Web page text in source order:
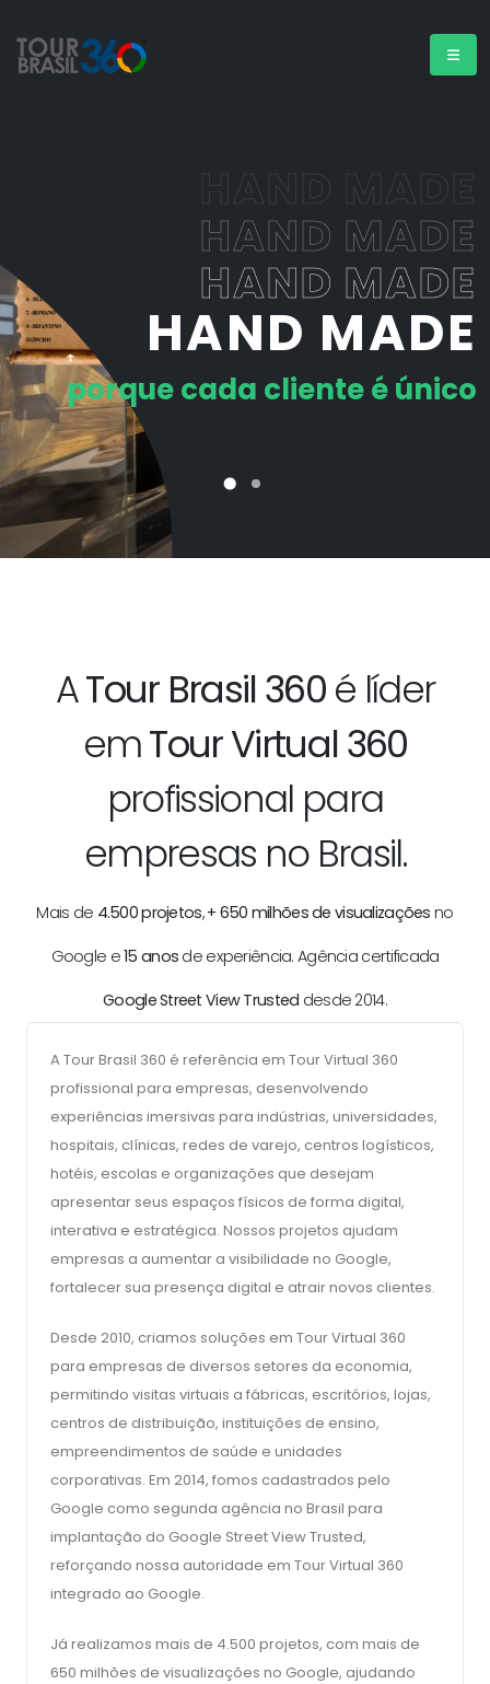
HAND MADE
HAND MADE
HAND MADE
HAND MADE
porque cada cliente é único
ATour Brasil 360é líder
emTour Virtual 360
profissional para
empresas no Brasil.
Mais de 4.500 projetos,+ 650 milhões de visualizações no
Google e15 anos de experiência. Agência certificada
Google Street View Trusted desde 2014.
A Tour Brasil 360 é referência em Tour Virtual 360
profissional para empresas, desenvolvendo
experiências imersivas para indústrias, universidades,
hospitais, clínicas, redes de varejo, centros logísticos,
hotéis, escolas e organizações que desejam
apresentar seus espaços físicos de forma digital,
interativa e estratégica. Nossos projetos ajudam
empresas a aumentar a visibilidade no Google,
fortalecer sua presença digital e atrair novos clientes.
Desde 2010, criamos soluções em Tour Virtual 360
para empresas de diversos setores da economia,
permitindo visitas virtuais a fábricas, escritórios, lojas,
centros de distribuição, instituições de ensino,
empreendimentos de saúde e unidades
corporativas. Em 2014, fomos cadastrados pelo
Google como segunda agência no Brasil para
implantação do Google Street View Trusted,
reforçando nossa autoridade em Tour Virtual 360
integrado ao Google.
Já realizamos mais de 4.500 projetos, com mais de
650 milhões de visualizações no Google, ajudando